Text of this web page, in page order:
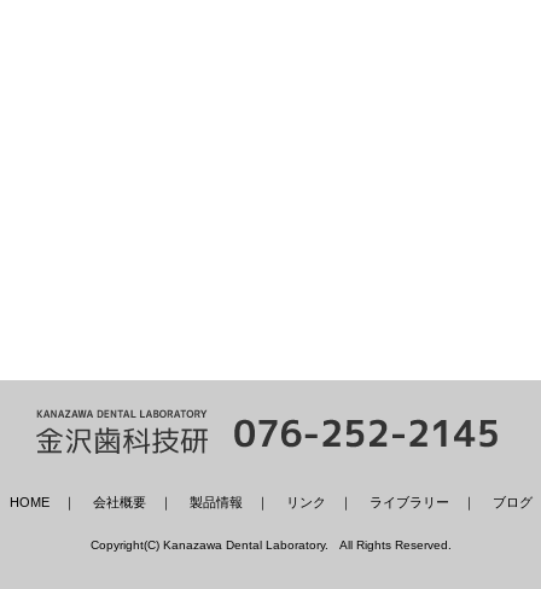
HOME｜ 会社概要｜ 製品情報 ｜ リンク ｜ ライブラリー ｜ ブログ
Copyright(C) Kanazawa Dental Laboratory. All Rights Reserved.